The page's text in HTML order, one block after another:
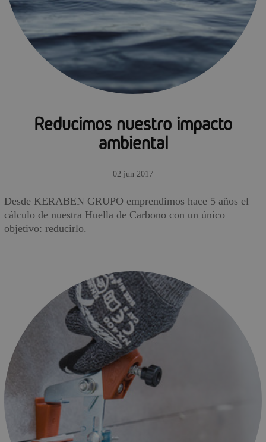
Reducimos nuestro impacto
ambiental
02 jun 2017
Desde KERABEN GRUPO emprendimos hace 5 años el
cálculo de nuestra Huella de Carbono con un único
objetivo: reducirlo.